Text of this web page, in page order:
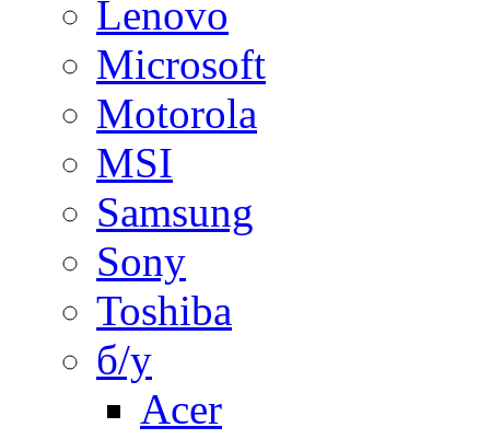
Lenovo
Microsoft
Motorola
MSI
Samsung
Sony
Toshiba
б/у
Acer